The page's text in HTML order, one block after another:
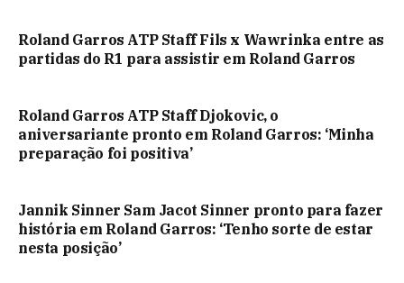
Roland Garros ATP Staff Fils x Wawrinka entre as
partidas do R1 para assistir em Roland Garros
Roland Garros ATP Staff Djokovic, o
aniversariante pronto em Roland Garros: ‘Minha
preparação foi positiva’
Jannik Sinner Sam Jacot Sinner pronto para fazer
história em Roland Garros: ‘Tenho sorte de estar
nesta posição’